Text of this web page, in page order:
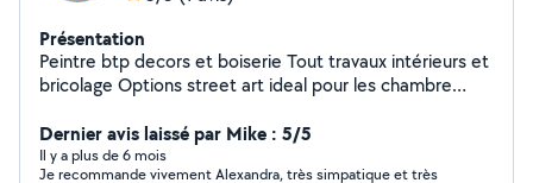
Présentation
Peintre btp decors et boiserie Tout travaux intérieurs et
bricolage Options street art ideal pour les chambre
Dernier avis laissé par Mike : 5/5
Il y a plus de 6 mois
Je recommande vivement Alexandra, très simpatique et très